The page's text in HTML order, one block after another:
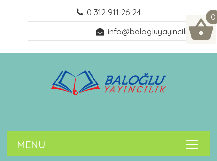
0 312 911 26 24
info@balogluyayincilik.com
0